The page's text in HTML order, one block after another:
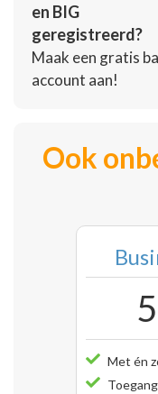
en BIG
geregistreerd?
Maak een gratis
account aan!
Ook
Met én